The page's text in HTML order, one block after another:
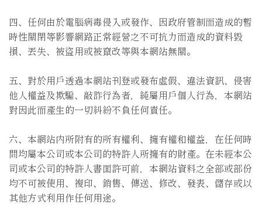
四、任何由於電腦病毒侵入或發作、因政府管制而造成的暫
時性關閉等影響網路正常經營之不可抗力而造成的資料毀
損、丟失、被盜用或被竄改等與本網站無關。
五、對於用戶透過本網站刊登或發布虛假、違法資訊、侵害
他人權益及欺騙、敲詐行為者，純屬用戶個人行為，本網站
對因此而產生的一切糾紛不負任何責任。
六、本網站内所附有的所有權利、擁有權和權益，在任何時
間均屬本公司或本公司的特許人所擁有的財產。在未經本公
司或本公司的特許人書面許可前，本網站資料之全部或部份
均不可被使用、複印、銷售、傳送、修改、發表、儲存或以
其他方式利用作任何用途。